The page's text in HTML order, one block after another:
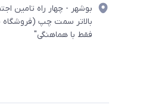
بالاتر سمت چپ
فقط با هماهنگی"